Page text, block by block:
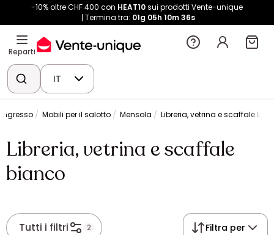
-10% oltre CHF 400 con HEAT10sui prodotti Vente-unique
Termina tra: 01g 05h 10m 36s
Reparti
IT
Mobili per il salotto Mensola Libreria, vetrina e scaffale
Libreria, vetrina e scaffale
bianco
Tutti i filtri 2 Filtra per